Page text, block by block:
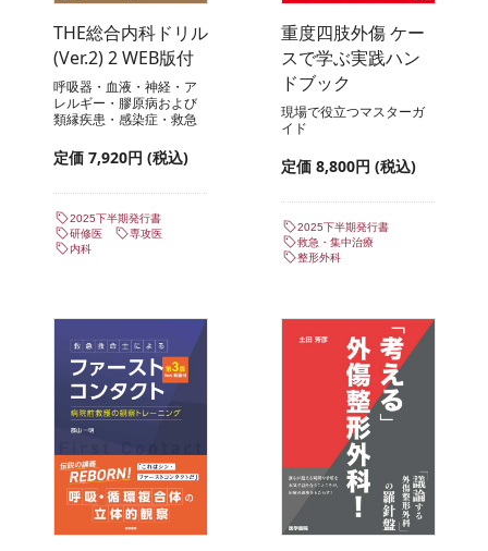
THE総合内科ドリル
(Ver.2) 2 WEB版付
呼吸器・血液・神経・ア
レルギー・膠原病および
類縁疾患・感染症・救急
定価 7,920円 (税込)
2025下半期発行書
研修医
専攻医
内科
重度四肢外傷 ケー
スで学ぶ実践ハン
ドブック
現場で役立つマスターガ
イド
定価 8,800円 (税込)
2025下半期発行書
救急・集中治療
整形外科